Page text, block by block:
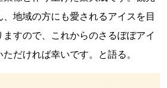
地域の方にも愛されるアイスを目
すので、これからのさるぼぼアイ
だければ幸いです。と語る。